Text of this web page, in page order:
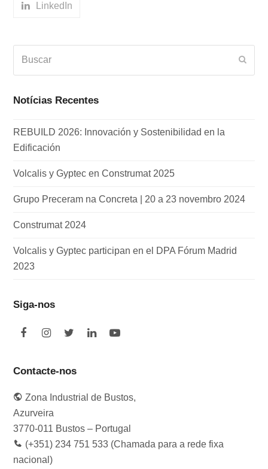
LinkedIn
Notícias Recentes
REBUILD 2026: Innovación y Sostenibilidad en la
Edificación
Volcalis y Gyptec en Construmat 2025
Grupo Preceram na Concreta | 20 a 23 novembro 2024
Construmat 2024
Volcalis y Gyptec participan en el DPA Fórum Madrid
2023
Siga-nos
F
e
o
o
k
I
t
g
r
a
m
T
t
e
r
L
d
I
Y
e
Contacte-nos
Zona Industrial de Bustos,
Azurveira
3770-011 Bustos – Portugal
(+351) 234 751 533 (Chamada para a rede fixa
nacional)